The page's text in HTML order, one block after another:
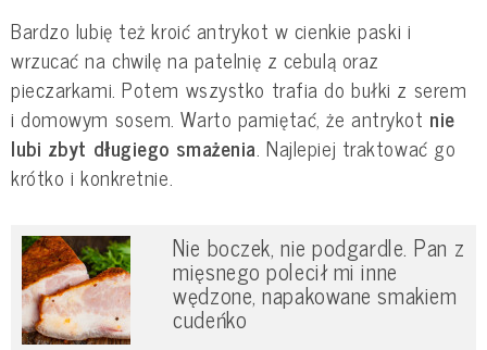
Bardzo lubię też kroić antrykot w cienkie paski i
wrzucać na chwilę na patelnię z cebulą oraz
pieczarkami. Potem wszystko trafia do bułki z serem
i domowym sosem. Warto pamiętać, że antrykot nie
lubi zbyt długiego smażenia. Najlepiej traktować go
krótko i konkretnie.
Nie boczek, nie podgardle. Pan z
mięsnego polecił mi inne
wędzone, napakowane smakiem
cudeńko